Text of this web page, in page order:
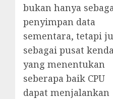
bukan hanya
penyimpan data
sementara, tetapi
sebagai pusat
yang menentukan
seberapa baik CPU
dapat menjalankan